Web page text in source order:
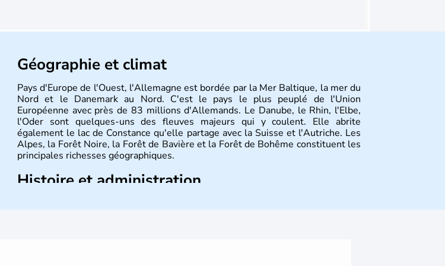
Géographie et climat
Pays d'Europe de l'Ouest, l'Allemagne est bordée par la Mer Baltique, la mer du
Nord et le Danemark au Nord. C'est le pays le plus peuplé de l'Union
Européenne avec près de 83 millions d'Allemands. Le Danube, le Rhin, l'Elbe,
l'Oder sont quelques-uns des fleuves majeurs qui y coulent. Elle abrite
également le lac de Constance qu'elle partage avec la Suisse et l'Autriche. Les
Alpes, la Forêt Noire, la Forêt de Bavière et la Forêt de Bohême constituent les
principales richesses géographiques.
Histoire et administration